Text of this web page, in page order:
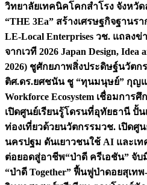
วิทยาลัยเทคนิคโคกสำโรง จังหวั
“THE 3Ea” สร้างเศรษฐกิจฐานร
LE-Local Enterprises วช. แถลงข่
จากเวที 2026 Japan Design, Idea
2026) ชูศักยภาพสิ่งประดิษฐ์นวัตก
ติศ.ดร.ยศชนัน ชู “ทุนมนุษย์” กุญแ
Workforce Ecosystem เชื่อมการ
เปิดศูนย์เรียนรู้โดรนที่อุทัยธานี ปั้
ท่องเที่ยวด้วยนวัตกรรมวช. เปิดศู
นครปฐม ดันเยาวชนใช้ AI และเท
ต่อยอดสู่อาชีพ“ป่าดี ครีเอชัน” จั
“ป่าดี Together” ฟื้นฟูป่าดอยสุเท